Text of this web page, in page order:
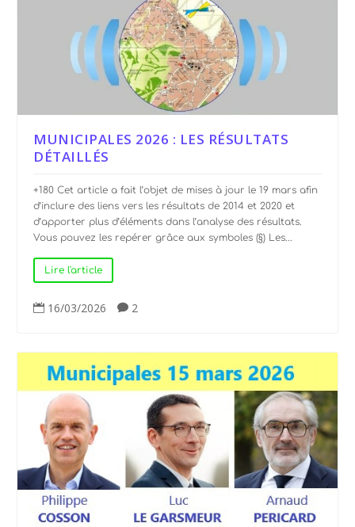
MUNICIPALES 2026 : LES RÉSULTATS
DÉTAILLÉS
+180 Cet article a fait l’objet de mises à jour le 19 mars afin
d’inclure des liens vers les résultats de 2014 et 2020 et
d’apporter plus d’éléments dans l’analyse des résultats.
Vous pouvez les repérer grâce aux symboles (§) Les...
Lire l'article
 16/03/2026  2